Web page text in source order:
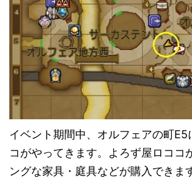
イベント期間中、オルフェアの町E5
コがやってきます。よろず屋ロココ
ングな家具・庭具などが購入できま